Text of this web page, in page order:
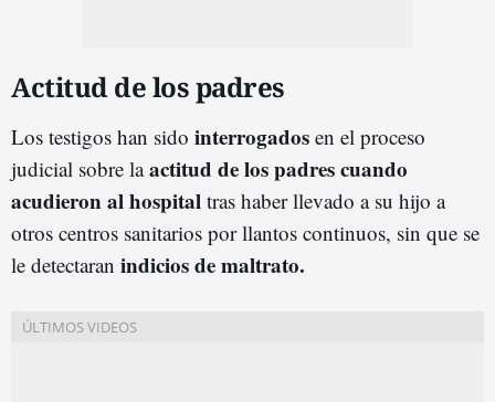
Actitud de los padres
Los testigos han sido interrogados en el proceso
judicial sobre laactitud de los padres cuando
acudieron al hospital tras haber llevado a su hijo a
otros centros sanitarios por llantos continuos, sin que se
le detectaran indicios de maltrato.